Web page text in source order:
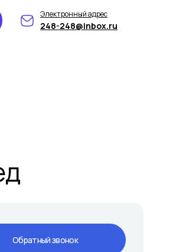
248-248@inbox.ru
Электронный адрес
Обратный звонок